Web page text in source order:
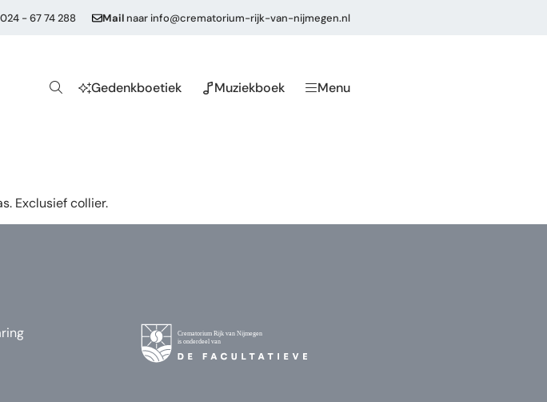
024 - 67 74 288 Mail naarinfo@crematorium-rijk-van-nijmegen.nl
Gedenkboetiek Muziekboek Menu
Exclusief collier.